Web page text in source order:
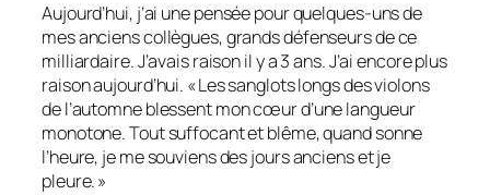
Aujourd’hui, j’ai une pensée pour quelques-uns de
mes anciens collègues, grands défenseurs de ce
milliardaire. J’avais raison il y a 3 ans. J’ai encore plus
raison aujourd’hui. « Les sanglots longs des violons
de l’automne blessent mon cœur d’une langueur
monotone. Tout suffocant et blême, quand sonne
l’heure, je me souviens des jours anciens et je
pleure. »